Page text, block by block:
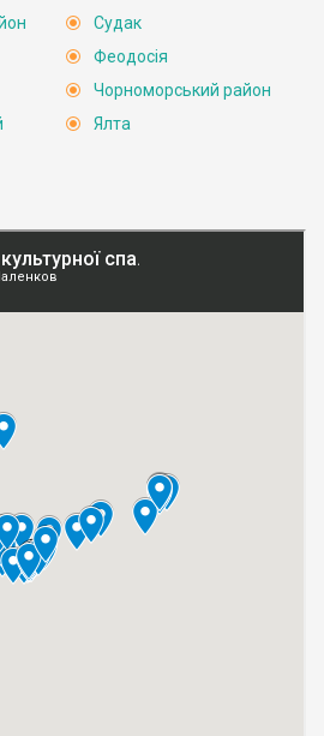
Судак
Феодосія
Чорноморський район
Ялта